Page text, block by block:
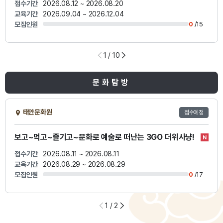
접수기간
2026.08.12 ~ 2026.08.20
교육기간
2026.09.04 ~ 2026.12.04
모집인원
0 /15
1 / 10
문화탐방
접수예정
태안문화원
보고~먹고~즐기고~문화로 예술로 떠난는 3GO 더위사냥!
접수기간
2026.08.11 ~ 2026.08.11
교육기간
2026.08.29 ~ 2026.08.29
모집인원
0 /17
1 / 2